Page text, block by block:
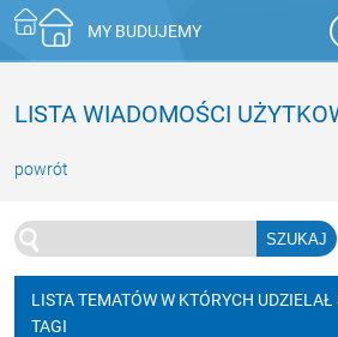
MY BUDUJEMY
LISTA WIADOMOŚCI
powrót
LISTA TEMATÓW W KTÓRYCH
TAGI